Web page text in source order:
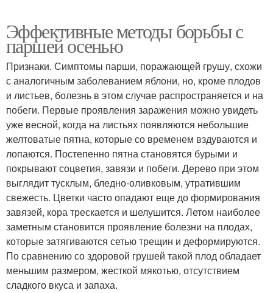
Эффективные методы борьбы с
паршей осенью
Признаки. Симптомы парши, поражающей грушу, схожи
с аналогичным заболеванием яблони, но, кроме плодов
и листьев, болезнь в этом случае распространяется и на
побеги. Первые проявления заражения можно увидеть
уже весной, когда на листьях появляются небольшие
желтоватые пятна, которые со временем вздуваются и
лопаются. Постепенно пятна становятся бурыми и
покрывают соцветия, завязи и побеги. Дерево при этом
выглядит тусклым, бледно-оливковым, утратившим
свежесть. Цветки часто опадают еще до формирования
завязей, кора трескается и шелушится. Летом наиболее
заметным становится проявление болезни на плодах,
которые затягиваются сетью трещин и деформируются.
По сравнению со здоровой грушей такой плод обладает
меньшим размером, жесткой мякотью, отсутствием
сладкого вкуса и запаха.